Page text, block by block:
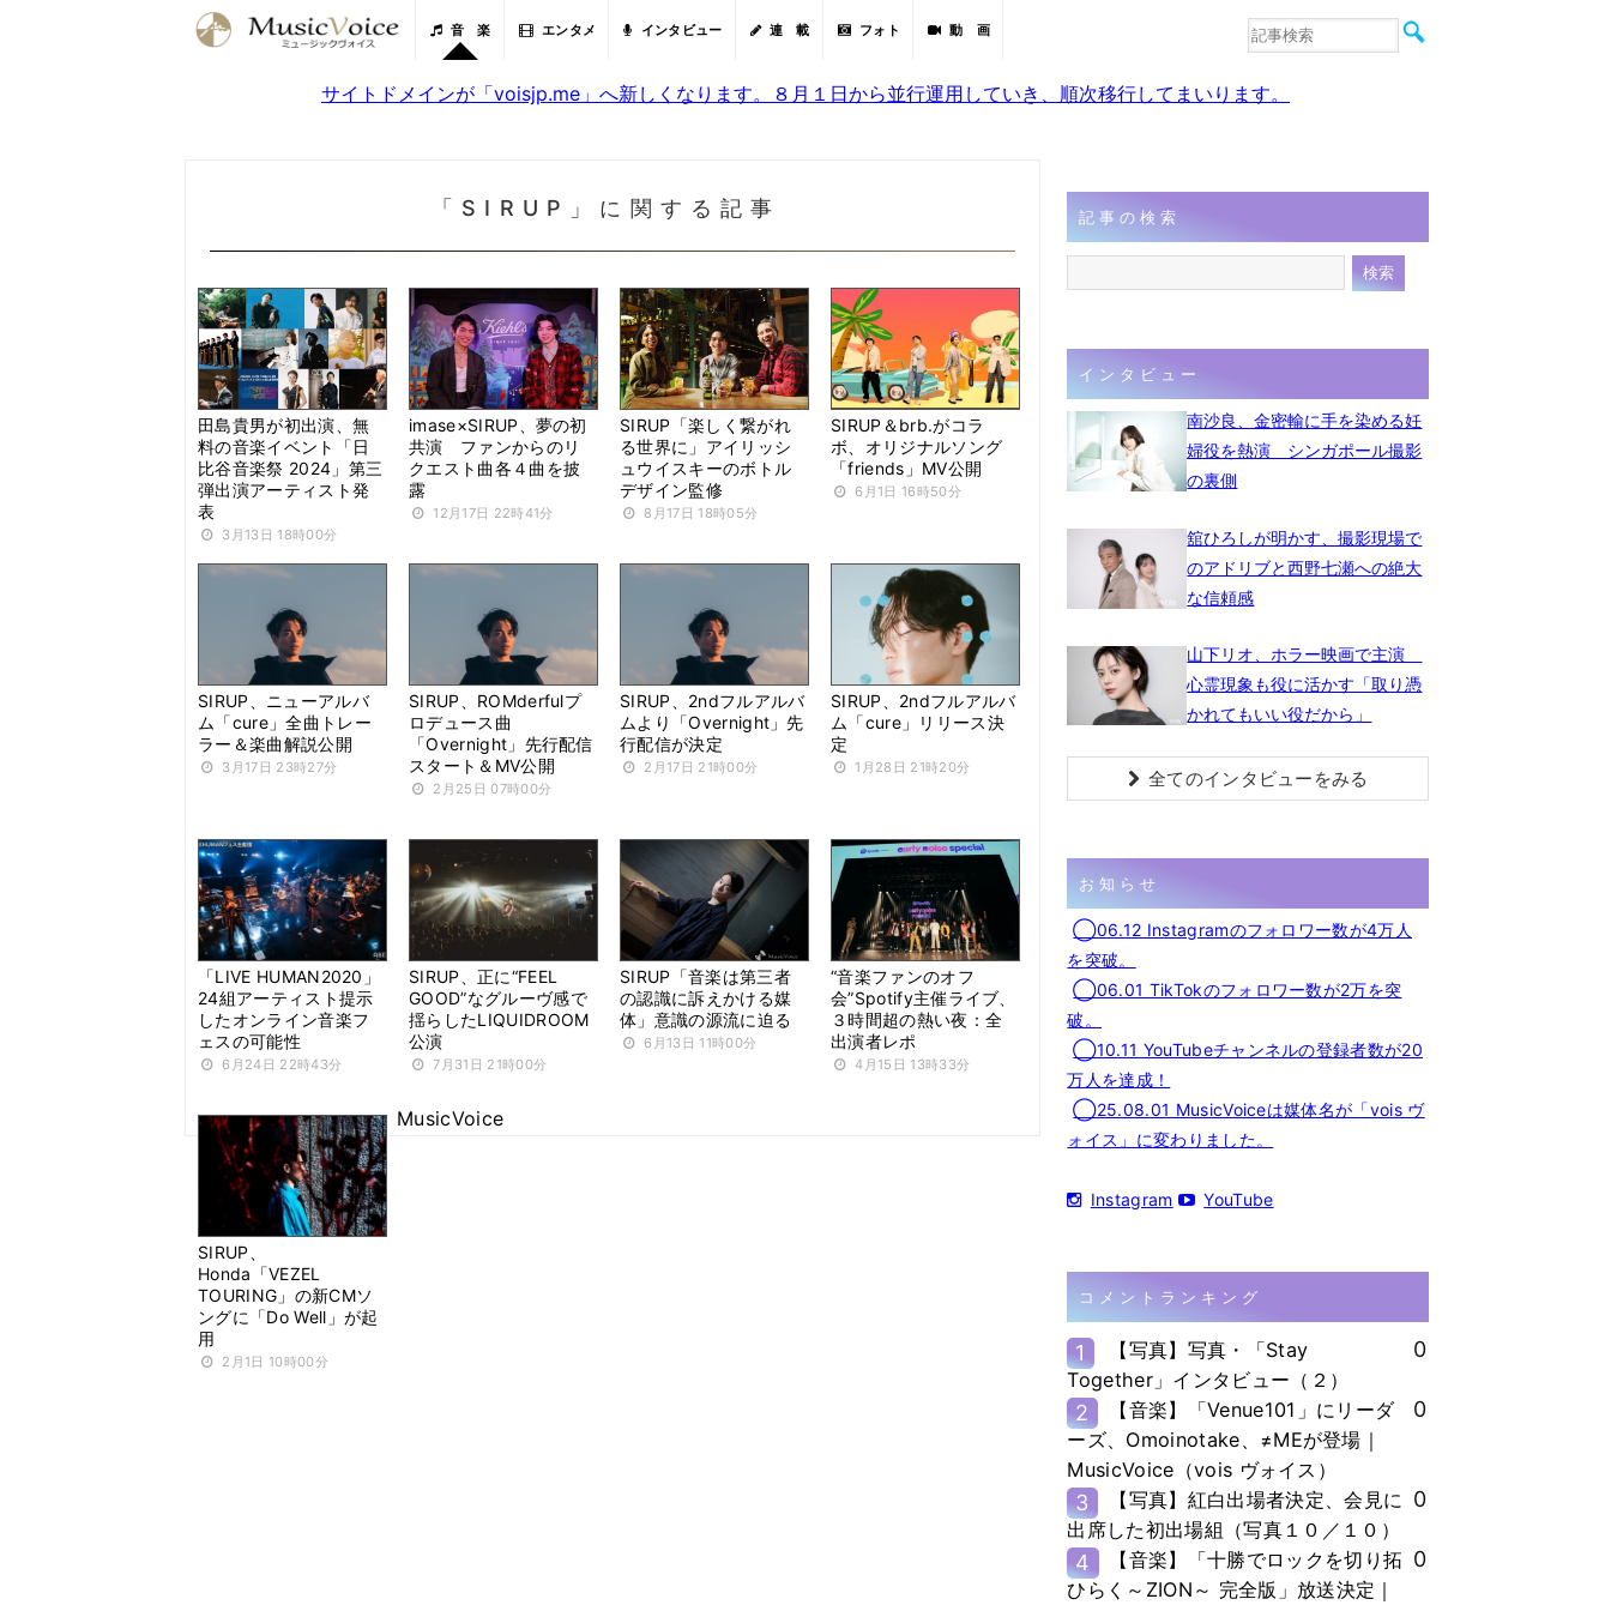
音 楽 エンタメ インタビュー 連 載 フォト 動 画
音楽
サイトドメインが「voisjp.me」へ新しくなります。８月１日から並行運用していき、順次移行してまいります。
「SIRUP」に関する記事
田島貴男が初出演、無
料の音楽イベント「日
比谷音楽祭 2024」第三
弾出演アーティスト発
表
3月13日 18時00分
imase×SIRUP、夢の初
共演 ファンからのリ
クエスト曲各４曲を披
露
12月17日 22時41分
SIRUP「楽しく繋がれ
る世界に」アイリッシ
ュウイスキーのボトル
デザイン監修
8月17日 18時05分
SIRUP＆brb.がコラ
ボ、オリジナルソング
「friends」MV公開
6月1日 16時50分
SIRUP、ニューアルバ
ム「cure」全曲トレー
ラー＆楽曲解説公開
3月17日 23時27分
SIRUP、ROMderfulプ
ロデュース曲
「Overnight」先行配信
スタート＆MV公開
2月25日 07時00分
SIRUP、2ndフルアルバ
ムより「Overnight」先
行配信が決定
2月17日 21時00分
SIRUP、2ndフルアルバ
ム「cure」リリース決
定
1月28日 21時20分
「LIVE HUMAN2020」
24組アーティスト提示
したオンライン音楽フ
ェスの可能性
6月24日 22時43分
SIRUP、正に“FEEL
GOOD”なグルーヴ感で
揺らしたLIQUIDROOM
公演
7月31日 21時00分
SIRUP「音楽は第三者
の認識に訴えかける媒
体」意識の源流に迫る
6月13日 11時00分
“音楽ファンのオフ
会”Spotify主催ライブ、
３時間超の熱い夜：全
出演者レポ
4月15日 13時33分
SIRUP、
Honda「VEZEL
TOURING」の新CMソ
ングに「Do Well」が起
用
2月1日 10時00分
MusicVoice
記事の検索
インタビュー
南沙良、金密輸に手を染める妊
婦役を熱演 シンガポール撮影
の裏側
舘ひろしが明かす、撮影現場で
のアドリブと西野七瀬への絶大
な信頼感
山下リオ、ホラー映画で主演
心霊現象も役に活かす「取り憑
かれてもいい役だから」
全てのインタビューをみる
お知らせ
◯06.12 Instagramのフォロワー数が4万人
を突破。
◯06.01 TikTokのフォロワー数が2万を突
破。
◯10.11 YouTubeチャンネルの登録者数が20
万人を達成！
◯25.08.01 MusicVoiceは媒体名が「vois ヴ
ォイス」に変わりました。
Instagram YouTube
コメントランキング
1
【写真】写真・「Stay
Together」インタビュー（２）
0
2
【音楽】「Venue101」にリーダ
ーズ、Omoinotake、≠MEが登場｜
MusicVoice（vois ヴォイス）
0
3
【写真】紅白出場者決定、会見に
出席した初出場組（写真１０／１０）
0
4
【音楽】「十勝でロックを切り拓
ひらく～ZION～ 完全版」放送決定｜
0